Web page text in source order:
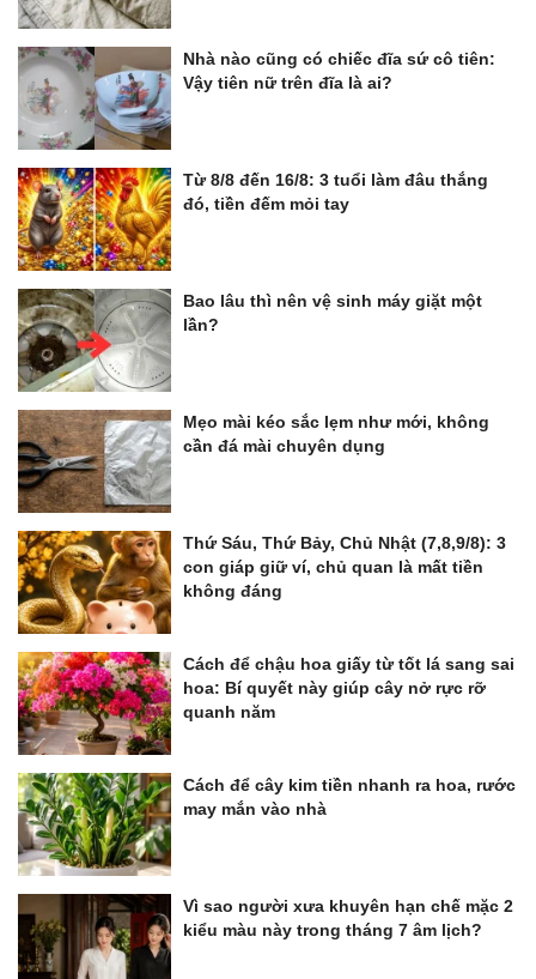
Nhà nào cũng có chiếc đĩa sứ cô tiên:
Vậy tiên nữ trên đĩa là ai?
Từ 8/8 đến 16/8: 3 tuổi làm đâu thắng
đó, tiền đếm mỏi tay
Bao lâu thì nên vệ sinh máy giặt một
lần?
Mẹo mài kéo sắc lẹm như mới, không
cần đá mài chuyên dụng
Thứ Sáu, Thứ Bảy, Chủ Nhật (7,8,9/8): 3
con giáp giữ ví, chủ quan là mất tiền
không đáng
Cách để chậu hoa giấy từ tốt lá sang sai
hoa: Bí quyết này giúp cây nở rực rỡ
quanh năm
Cách để cây kim tiền nhanh ra hoa, rước
may mắn vào nhà
Vì sao người xưa khuyên hạn chế mặc 2
kiểu màu này trong tháng 7 âm lịch?